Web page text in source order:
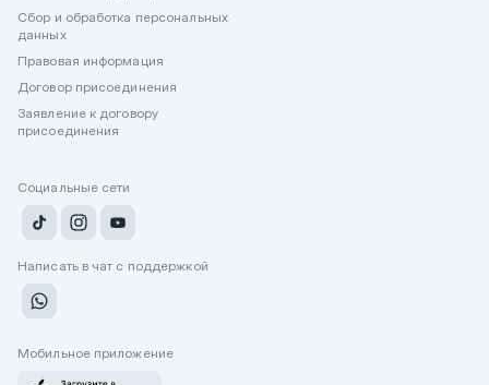
Сбор и обработка персональных
данных
Правовая информация
Договор присоединения
Заявление к договору
присоединения
Социальные сети
Написать в чат с поддержкой
Мобильное приложение